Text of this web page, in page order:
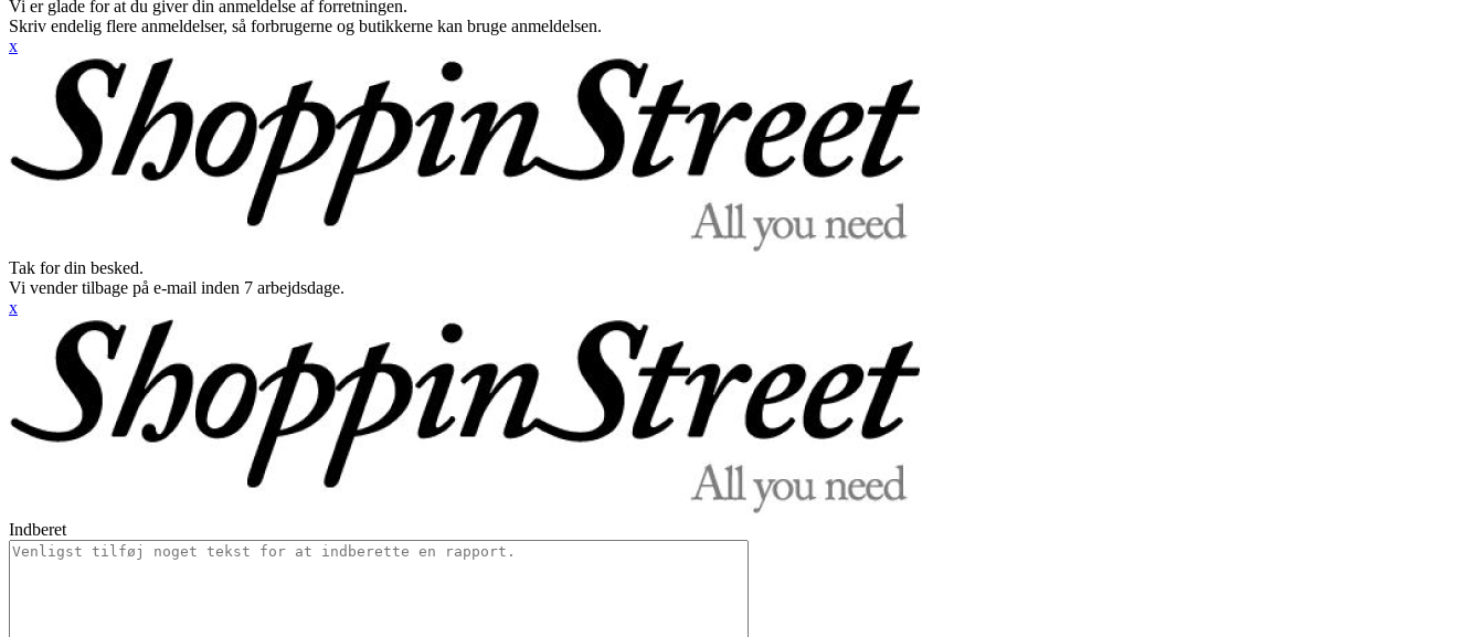
Vi er glade for at du giver din anmeldelse af forretningen.
Skriv endelig flere anmeldelser, så forbrugerne og butikkerne kan bruge anmeldelsen.
x
Tak for din besked.
Vi vender tilbage på e-mail inden 7 arbejdsdage.
x
Indberet